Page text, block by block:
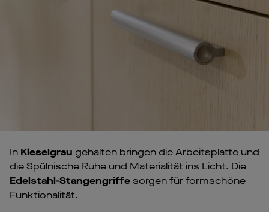
In Kieselgrau gehalten bringen die Arbeitsplatte und
die Spülnische Ruhe und Materialität ins Licht. Die
Edelstahl-Stangengriffesorgen für formschöne
Funktionalität.